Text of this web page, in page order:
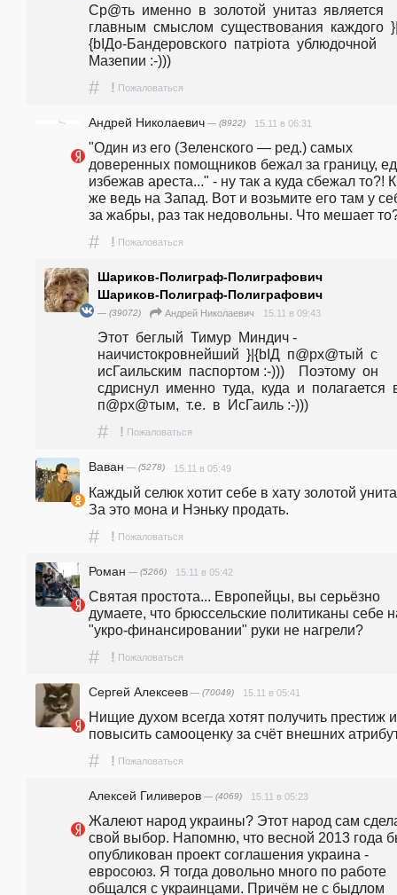
Cp@ть  именно  в  золотой  унитаз  является
главным  смыслом  существования  каждого
{bIДо-Бандеровского  патріота  ублюдочной
Мазепии :-)))
# ! Пожаловаться
Андрей Николаевич — (8922) 15.11 в 06:31
"Один из его (Зеленского — ред.) самых
доверенных помощников бежал за границу,
избежав ареста..." - ну так а куда сбежал то?!
же ведь на Запад. Вот и возьмите его там у
за жабры, раз так недовольны. Что мешает
# ! Пожаловаться
Шариков-Полиграф-Полиграфович
Шариков-Полиграф-Полиграфович
— (39072) Андрей Николаевич 15.11 в 09:43
Этот  беглый  Тимур  Миндич -
наичистокровнейший  }|{bIД  п@px@тый  с
исГаильским  паспортом :-)))    Поэтому  он
сдриснул  именно  туда,  куда  и  полагается
п@px@тым,  т.е.  в  ИсГаиль :-)))
# ! Пожаловаться
Ваван — (5278) 15.11 в 05:49
Каждый селюк хотит себе в хату золотой
За это мона и Нэньку продать.
# ! Пожаловаться
Роман — (5266) 15.11 в 05:42
Святая простота... Европейцы, вы серьёзно
думаете, что брюссельские политиканы себе
"укро-финансировании" руки не нагрели?
# ! Пожаловаться
Сергей Алексеев — (70049) 15.11 в 05:41
Нищие духом всегда хотят получить престиж и
повысить самооценку за счёт внешних
# ! Пожаловаться
Алексей Гиливеров — (4069) 15.11 в 05:23
Жалеют народ украины? Этот народ сам
свой выбор. Напомню, что весной 2013 года
опубликован проект соглашения украина -
евросоюз. Я тогда довольно много по работе
общался с украинцами. Причём не с быдлом